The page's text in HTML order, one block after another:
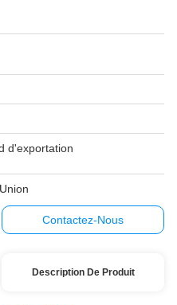
d'exportation
Contactez-Nous
Description De Produit